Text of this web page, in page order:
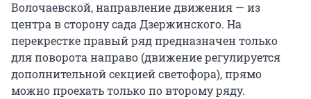
Волочаевской, направление движения — из
центра в сторону сада Дзержинского. На
перекрестке правый ряд предназначен только
для поворота направо (движение регулируется
дополнительной секцией светофора), прямо
можно проехать только по второму ряду.